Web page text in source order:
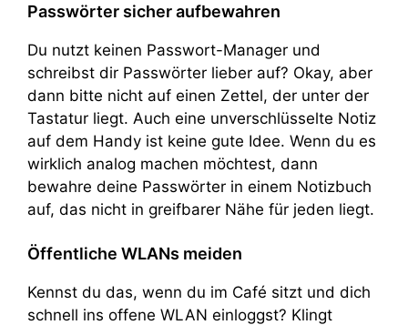
Passwörter sicher aufbewahren
Du nutzt keinen Passwort-Manager und
schreibst dir Passwörter lieber auf? Okay, aber
dann bitte nicht auf einen Zettel, der unter der
Tastatur liegt. Auch eine unverschlüsselte Notiz
auf dem Handy ist keine gute Idee. Wenn du es
wirklich analog machen möchtest, dann
bewahre deine Passwörter in einem Notizbuch
auf, das nicht in greifbarer Nähe für jeden liegt.
Öffentliche WLANs meiden
Kennst du das, wenn du im Café sitzt und dich
schnell ins offene WLAN einloggst? Klingt